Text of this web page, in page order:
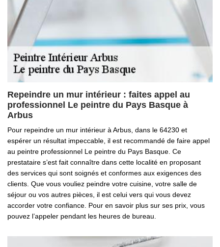
Repeindre un mur intérieur : faites appel au
professionnel Le peintre du Pays Basque à
Arbus
Pour repeindre un mur intérieur à Arbus, dans le 64230 et
espérer un résultat impeccable, il est recommandé de faire appel
au peintre professionnel Le peintre du Pays Basque. Ce
prestataire s’est fait connaître dans cette localité en proposant
des services qui sont soignés et conformes aux exigences des
clients. Que vous vouliez peindre votre cuisine, votre salle de
séjour ou vos autres pièces, il est celui vers qui vous devez
accorder votre confiance. Pour en savoir plus sur ses prix, vous
pouvez l’appeler pendant les heures de bureau.